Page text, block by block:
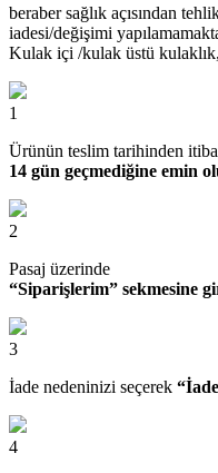
beraber sağlık açısından
iadesi/değişimi
Kulak içi /kulak üstü
1
Ürünün teslim tarihinden
14 gün geçmediğine emin
2
Pasaj üzerinde
“Siparişlerim” sekmesine
3
İade nedeninizi seçerek
4